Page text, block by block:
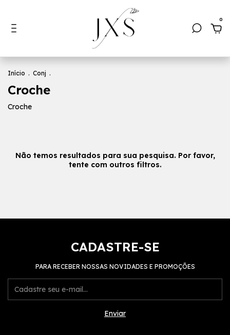
0
Início . Conj .
Croche
Croche
Não temos resultados para sua pesquisa. Por favor,
tente com outros filtros.
CADASTRE-SE
PARA RECEBER NOSSAS NOVIDADES E PROMOÇÕES